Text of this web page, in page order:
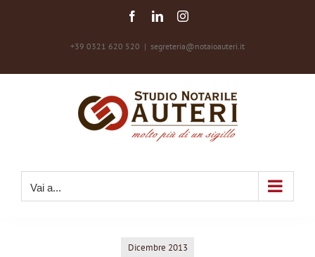
FacebookLinkedInInstagram
+39 0321 620 520 | segreteria@notaioauteri.it
Vai a...
Dicembre 2013